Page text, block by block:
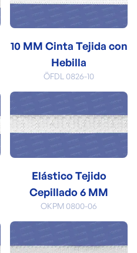
10 MM Cinta Tejida con
Hebilla
ÖFDL 0826-10
Elástico Tejido
Cepillado 6 MM
OKPM 0800-06